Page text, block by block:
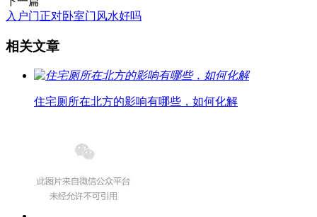
入户门正对卧室门风水好吗
相关文章
住宅厕所在北方的影响有哪些，如何化解